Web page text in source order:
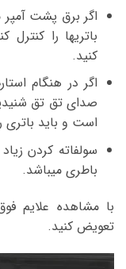
اگر برق پشت
باتریها را
کنید.
اگر در هنگام
صدای تق تق
است و باید باتری
سولفاته کردن
باطری میباشد.
با مشاهده علایم
تعویض کنید.